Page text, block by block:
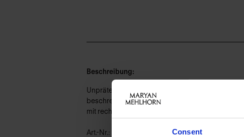
Consent
Beschreibung:
Unprätentiöses Wohlgefühl, langlebiges
beschreiben eine pure Silhouette; Fältelungen,
mit rechteckigem Ausschnitt und Softschalen.
Art.-Nr.: 4640_504_885